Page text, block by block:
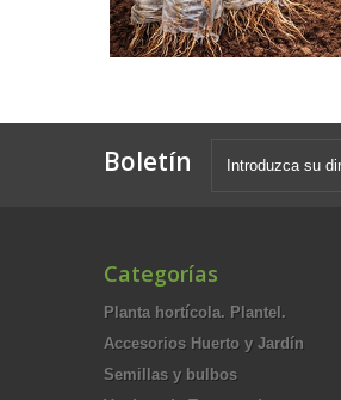
Boletín
Categorías
Planta hortícola. Plantel.
Accesorios Huerto y Jardín
Semillas y bulbos